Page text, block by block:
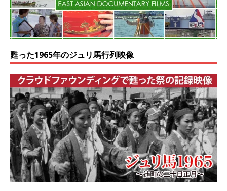
甦った1965年のジュリ馬行列映像